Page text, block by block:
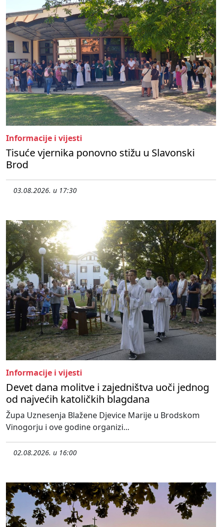
Informacije i vijesti
Tisuće vjernika ponovno stižu u Slavonski
Brod
03.08.2026. u 17:30
Informacije i vijesti
Devet dana molitve i zajedništva uoči jednog
od najvećih katoličkih blagdana
Župa Uznesenja Blažene Djevice Marije u Brodskom
Vinogorju i ove godine organizi...
02.08.2026. u 16:00